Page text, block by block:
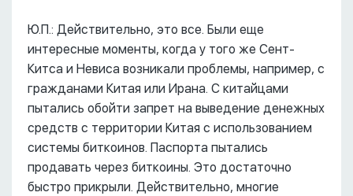
Ю.П.: Действительно, это все. Были еще
интересные моменты, когда у того же Сент-
Китса и Невиса возникали проблемы, например, с
гражданами Китая или Ирана. С китайцами
пытались обойти запрет на выведение денежных
средств с территории Китая с использованием
системы биткоинов. Паспорта пытались
продавать через биткоины. Это достаточно
быстро прикрыли. Действительно, многие